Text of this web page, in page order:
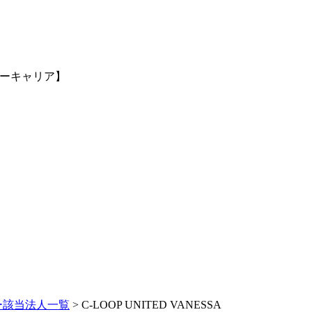
キャリア】
当法人一覧 > C-LOOP UNITED VANESSA